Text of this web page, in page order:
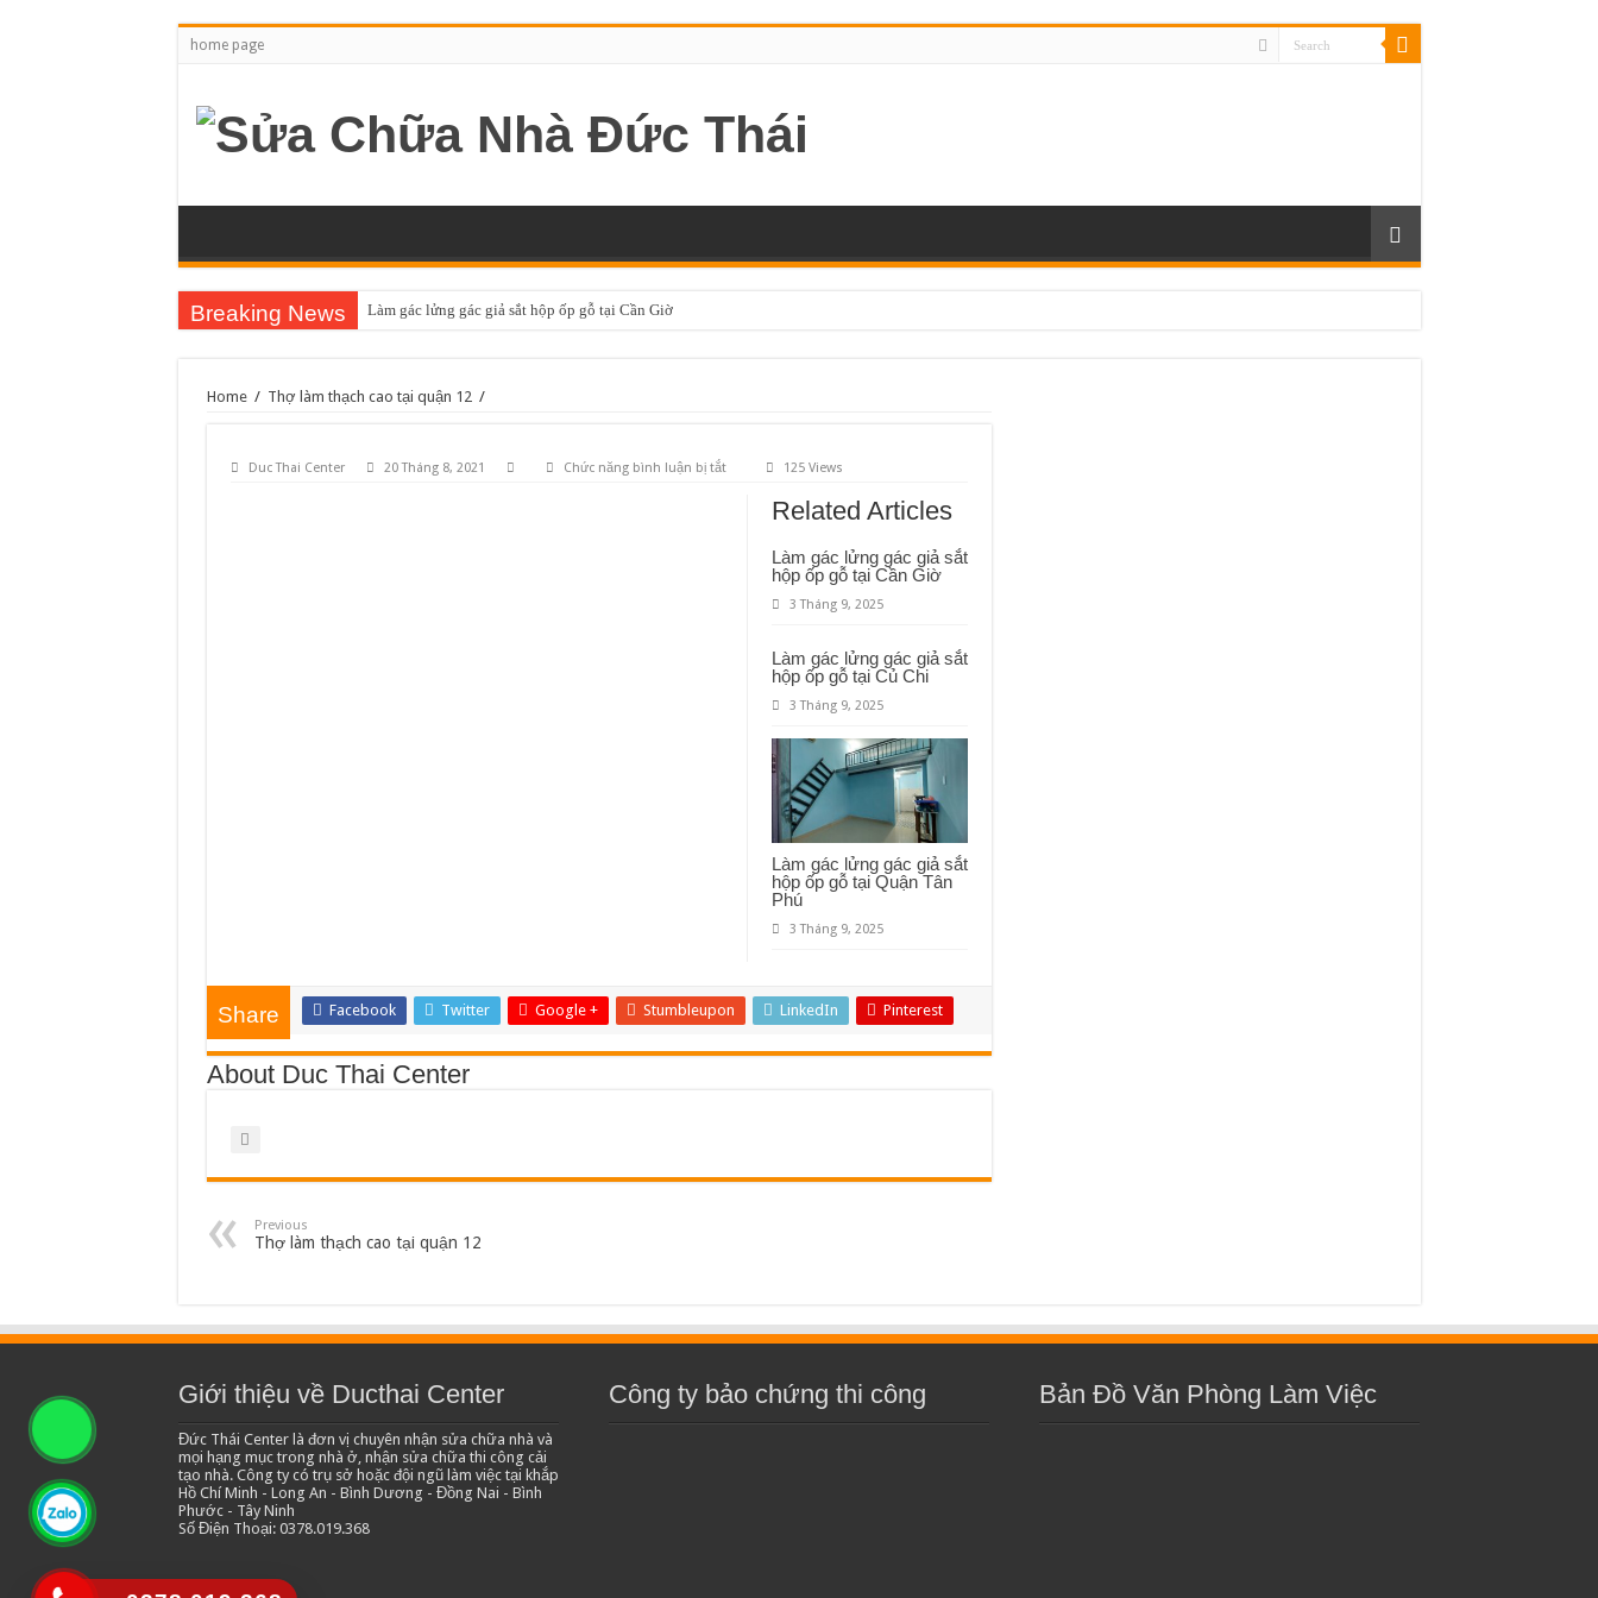
home page
Breaking News Làm gác lửng gác giả sắt hộp ốp gỗ tại Cần Giờ
Home / Thợ làm thạch cao tại quận 12 /
Duc Thai Center 20 Tháng 8, 2021 Chức năng bình luận bị tắtở 125 Views
Related Articles
Làm gác lửng gác giả sắt
hộp ốp gỗ tại Cần Giờ
3 Tháng 9, 2025
Làm gác lửng gác giả sắt
hộp ốp gỗ tại Củ Chi
3 Tháng 9, 2025
Làm gác lửng gác giả sắt
hộp ốp gỗ tại Quận Tân
Phú
3 Tháng 9, 2025
Share Facebook Twitter Google + Stumbleupon LinkedIn Pinterest
About Duc Thai Center
Previous
Thợ làm thạch cao tại quận 12
Giới thiệu về Ducthai Center
Đức Thái Center là đơn vị chuyên nhận sửa chữa nhà và
mọi hạng mục trong nhà ở, nhận sửa chữa thi công cải
tạo nhà. Công ty có trụ sở hoặc đội ngũ làm việc tại khắp
Hồ Chí Minh - Long An - Bình Dương - Đồng Nai - Bình
Phước - Tây Ninh
Số Điện Thoại: 0378.019.368
Công ty bảo chứng thi công Bản Đồ Văn Phòng Làm Việc